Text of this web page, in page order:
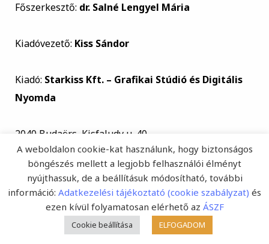
Főszerkesztő: dr. Salné Lengyel Mária
Kiadóvezető: Kiss Sándor
Kiadó: Starkiss Kft. – Grafikai Stúdió és Digitális
Nyomda
2040 Budaörs, Kisfaludy u. 40.
Telefon:06-23-428-264
www.starkiss.hu
A weboldalon cookie-kat használunk, hogy biztonságos
böngészés mellett a legjobb felhasználói élményt
nyújthassuk, de a beállításuk módosítható, további
információ: Adatkezelési tájékoztató (cookie szabályzat) és
ezen kívül folyamatosan elérhető az ÁSZF
Cookie beállítása ELFOGADOM